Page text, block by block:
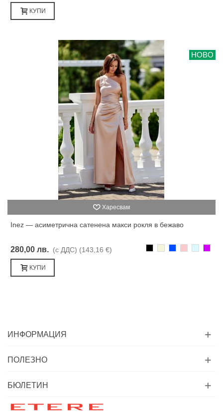
КУПИ
НОВО
Харесвам
Inez — асиметрична сатенена макси рокля в бежаво
280,00 лв. (с ДДС) (143,16 €)
КУПИ
ИНФОРМАЦИЯ
ПОЛЕЗНО
БЮЛЕТИН